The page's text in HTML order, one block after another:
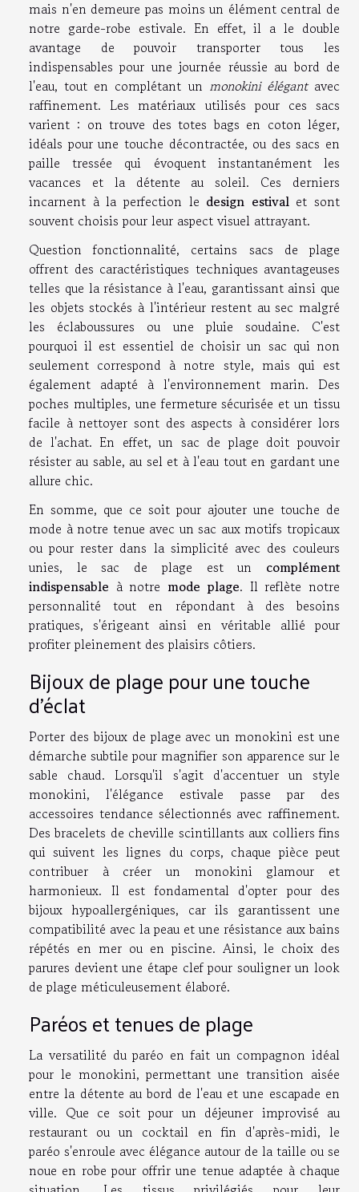
mais n'en demeure pas moins un élément central de
notre garde-robe estivale. En effet, il a le double
avantage de pouvoir transporter tous les
indispensables pour une journée réussie au bord de
l'eau, tout en complétant un monokini élégantavec
raffinement. Les matériaux utilisés pour ces sacs
varient : on trouve des totes bags en coton léger,
idéals pour une touche décontractée, ou des sacs en
paille tressée qui évoquent instantanément les
vacances et la détente au soleil. Ces derniers
incarnent à la perfection le design estivalet sont
souvent choisis pour leur aspect visuel attrayant.
Question fonctionnalité, certains sacs de plage
offrent des caractéristiques techniques avantageuses
telles que la résistance à l'eau, garantissant ainsi que
les objets stockés à l'intérieur restent au sec malgré
les éclaboussures ou une pluie soudaine. C'est
pourquoi il est essentiel de choisir un sac qui non
seulement correspond à notre style, mais qui est
également adapté à l'environnement marin. Des
poches multiples, une fermeture sécurisée et un tissu
facile à nettoyer sont des aspects à considérer lors
de l'achat. En effet, un sac de plage doit pouvoir
résister au sable, au sel et à l'eau tout en gardant une
allure chic.
En somme, que ce soit pour ajouter une touche de
mode à notre tenue avec un sac aux motifs tropicaux
ou pour rester dans la simplicité avec des couleurs
unies, le sac de plage est un complément
indispensable à notre mode plage. Il reflète notre
personnalité tout en répondant à des besoins
pratiques, s'érigeant ainsi en véritable allié pour
profiter pleinement des plaisirs côtiers.
Bijoux de plage pour une touche
d'éclat
Porter des bijoux de plage avec un monokini est une
démarche subtile pour magnifier son apparence sur le
sable chaud. Lorsqu'il s'agit d'accentuer un style
monokini, l'élégance estivale passe par des
accessoires tendance sélectionnés avec raffinement.
Des bracelets de cheville scintillants aux colliers fins
qui suivent les lignes du corps, chaque pièce peut
contribuer à créer un monokini glamour et
harmonieux. Il est fondamental d'opter pour des
bijoux hypoallergéniques, car ils garantissent une
compatibilité avec la peau et une résistance aux bains
répétés en mer ou en piscine. Ainsi, le choix des
parures devient une étape clef pour souligner un look
de plage méticuleusement élaboré.
Paréos et tenues de plage
La versatilité du paréo en fait un compagnon idéal
pour le monokini, permettant une transition aisée
entre la détente au bord de l'eau et une escapade en
ville. Que ce soit pour un déjeuner improvisé au
restaurant ou un cocktail en fin d'après-midi, le
paréo s'enroule avec élégance autour de la taille ou se
noue en robe pour offrir une tenue adaptée à chaque